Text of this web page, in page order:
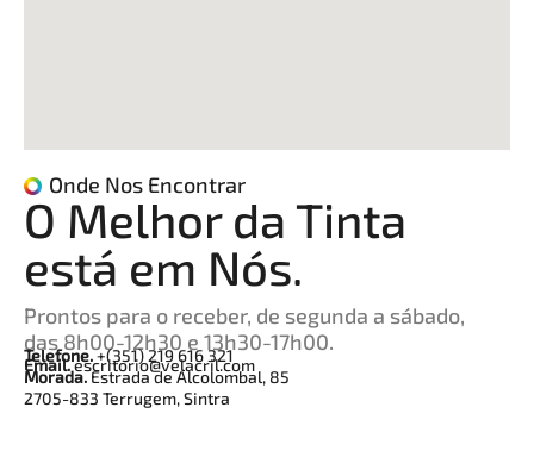
Onde Nos Encontrar
O Melhor da Tinta
está em Nós.
Prontos para o receber, de segunda a sábado,
das 8h00-12h30 e 13h30-17h00.
Telefone.+(351) 219 616 321
Email.escritorio@velacril.com
Morada.Estrada de Alcolombal, 85
2705-833 Terrugem, Sintra